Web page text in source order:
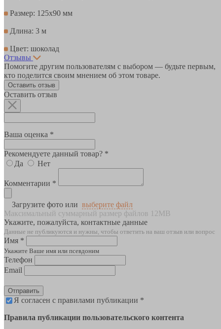
Размер: 125х90 мм
Длина: 3 м
Цвет: шоколад
Отзывы
Помогите другим пользователям с выбором — будьте первым,
кто поделится своим мнением об этом товаре.
Оставить отзыв
Оставить отзыв
Ваша оценка *
Рекомендуете данный товар? *
Да
Нет
Комментарии *
Загрузите фото или выберите файл
Максимальный суммарный размер файлов 12MB
Укажите, пожалуйста, контактные данные
Данные не публикуются и нужны, чтобы ответить на ваш отзыв или вопрос
Имя *
Укажите Ваше имя или псевдоним
Телефон
Email
Отправить
Я согласен с правилами публикации *
Правила публикации пользовательского контента